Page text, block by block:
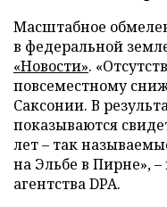
Масштабное
в федеральной
«Новости».
повсеместному
Саксонии. В
показываются
лет – так
на Эльбе в Пирне»,
агентства DPA.